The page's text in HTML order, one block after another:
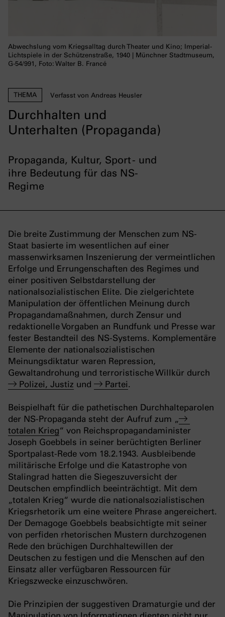
Durchhalten und
Unterhalten (Propaganda)
THEMA Verfasst von Andreas Heusler
Propaganda, Kultur, Sport - und
ihre Bedeutung für das NS-
Regime
Abwechslung vom Kriegsalltag durch Theater und Kino; Imperial-
Lichtspiele in der Schützenstraße, 1940 | Münchner Stadtmuseum,
G-54/991, Foto: Walter B. Francé
Die breite Zustimmung der Menschen zum NS-
Staat basierte im wesentlichen auf einer
massenwirksamen Inszenierung der vermeintlichen
Erfolge und Errungenschaften des Regimes und
einer positiven Selbstdarstellung der
nationalsozialistischen Elite. Die zielgerichtete
Manipulation der öffentlichen Meinung durch
Propagandamaßnahmen, durch Zensur und
redaktionelle Vorgaben an Rundfunk und Presse war
fester Bestandteil des NS-Systems. Komplementäre
Elemente der nationalsozialistischen
Meinungsdiktatur waren Repression,
Gewaltandrohung und terroristische Willkür durch
Polizei, Justiz und Partei.
Beispielhaft für die pathetischen Durchhalteparolen
der NS-Propaganda steht der Aufruf zum „
totalen Krieg“ von Reichspropagandaminister
Joseph Goebbels in seiner berüchtigten Berliner
Sportpalast-Rede vom 18.2.1943. Ausbleibende
militärische Erfolge und die Katastrophe von
Stalingrad hatten die Siegeszuversicht der
Deutschen empfindlich beeinträchtigt. Mit dem
„totalen Krieg“ wurde die nationalsozialistischen
Kriegsrhetorik um eine weitere Phrase angereichert.
Der Demagoge Goebbels beabsichtigte mit seiner
von perfiden rhetorischen Mustern durchzogenen
Rede den brüchigen Durchhaltewillen der
Deutschen zu festigen und die Menschen auf den
Einsatz aller verfügbaren Ressourcen für
Kriegszwecke einzuschwören.
Die Prinzipien der suggestiven Dramaturgie und der